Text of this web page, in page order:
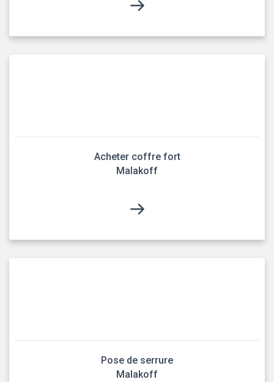
Acheter coffre fort
Malakoff
Pose de serrure
Malakoff